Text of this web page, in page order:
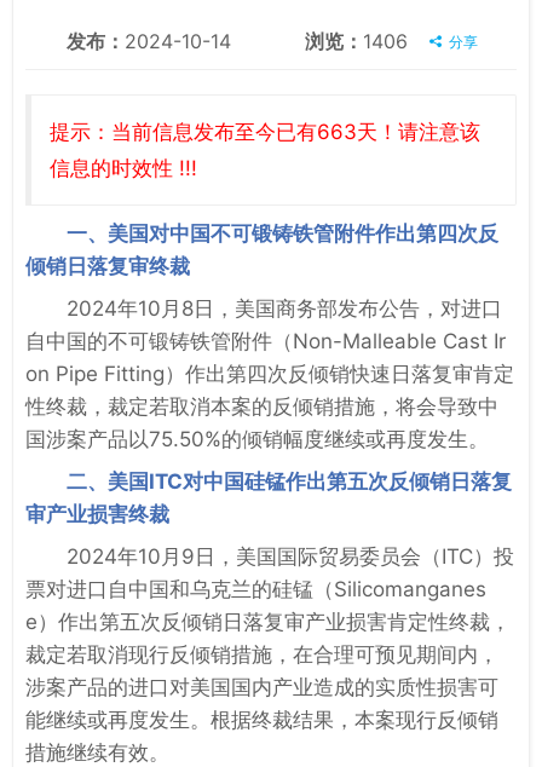
发布： 2024-10-14 浏览： 1406 分享
提示：当前信息发布至今已有663天！请注意该
信息的时效性 !!!
一、美国对中国不可锻铸铁管附件作出第四次反
倾销日落复审终裁
2024年10月8日，美国商务部发布公告，对进口
自中国的不可锻铸铁管附件（Non-Malleable Cast Ir
on Pipe Fitting）作出第四次反倾销快速日落复审肯定
性终裁，裁定若取消本案的反倾销措施，将会导致中
国涉案产品以75.50%的倾销幅度继续或再度发生。
二、美国ITC对中国硅锰作出第五次反倾销日落复
审产业损害终裁
2024年10月9日，美国国际贸易委员会（ITC）投
票对进口自中国和乌克兰的硅锰（Silicomanganes
e）作出第五次反倾销日落复审产业损害肯定性终裁，
裁定若取消现行反倾销措施，在合理可预见期间内，
涉案产品的进口对美国国内产业造成的实质性损害可
能继续或再度发生。根据终裁结果，本案现行反倾销
措施继续有效。